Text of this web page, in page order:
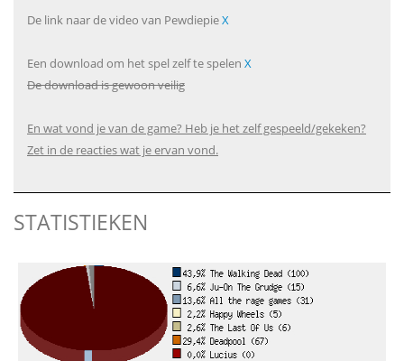
De link naar de video van PewdiepieX
Een download om het spel zelf te spelen X
De download is gewoon veilig
En wat vond je van de game? Heb je het zelf gespeeld/gekeken?
Zet in de reacties wat je ervan vond.
STATISTIEKEN